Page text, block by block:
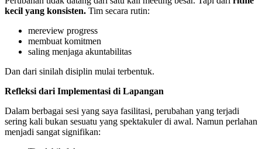
kecil yang konsisten. Tim secara rutin:
mereview progress
membuat komitmen
saling menjaga akuntabilitas
Dan dari sinilah disiplin mulai terbentuk.
Refleksi dari Implementasi di Lapangan
Dalam berbagai sesi yang saya fasilitasi, perubahan yang terjadi
sering kali bukan sesuatu yang spektakuler di awal. Namun perlahan
menjadi sangat signifikan: